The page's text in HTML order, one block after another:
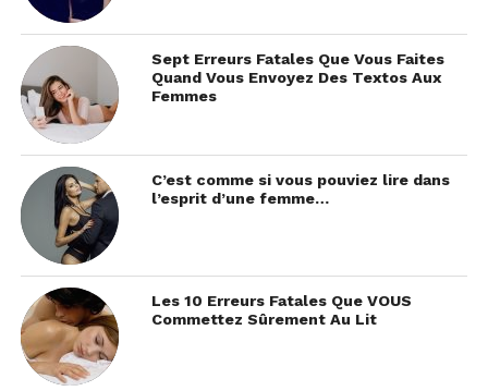
Sept Erreurs Fatales Que Vous Faites
Quand Vous Envoyez Des Textos Aux
Femmes
C’est comme si vous pouviez lire dans
l’esprit d’une femme…
Les 10 Erreurs Fatales Que VOUS
Commettez Sûrement Au Lit